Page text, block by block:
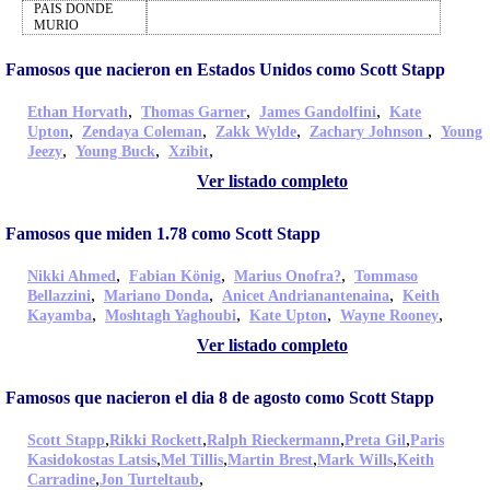
PAIS DONDE
MURIO
Famosos que nacieron en Estados Unidos como Scott Stapp
Ethan Horvath, Thomas Garner, James Gandolfini, Kate
Upton, Zendaya Coleman, Zakk Wylde, Zachary Johnson , Young
Jeezy, Young Buck, Xzibit,
Ver listado completo
Famosos que miden 1.78 como Scott Stapp
Nikki Ahmed, Fabian König, Marius Onofra?, Tommaso
Bellazzini, Mariano Donda, Anicet Andrianantenaina, Keith
Kayamba, Moshtagh Yaghoubi, Kate Upton, Wayne Rooney,
Ver listado completo
Famosos que nacieron el dia 8 de agosto como Scott Stapp
Scott Stapp,Rikki Rockett,Ralph Rieckermann,Preta Gil,Paris
Kasidokostas Latsis,Mel Tillis,Martin Brest,Mark Wills,Keith
Carradine,Jon Turteltaub,